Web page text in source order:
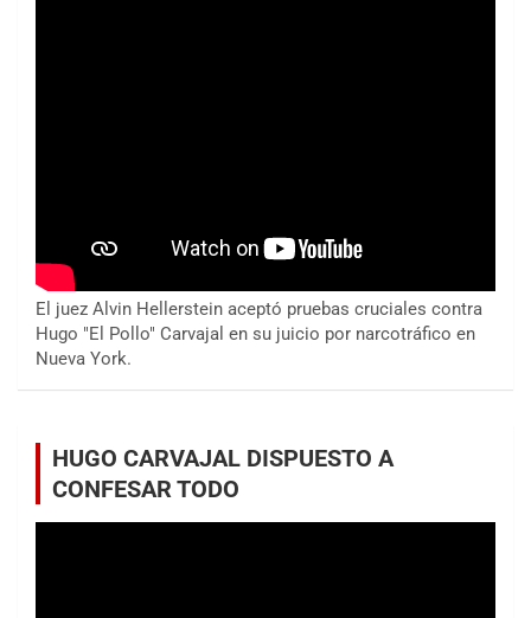
El juez Alvin Hellerstein aceptó pruebas cruciales contra
Hugo "El Pollo" Carvajal en su juicio por narcotráfico en
Nueva York.
HUGO CARVAJAL DISPUESTO A
CONFESAR TODO